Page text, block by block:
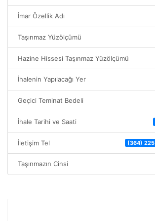
İmar Özellik Adı
Taşınmaz Yüzölçümü
Hazine Hissesi Taşınmaz Yüzölçümü
İhalenin Yapılacağı Yer
Geçici Teminat Bedeli
İhale Tarihi ve Saati
İletişim Tel (364)
Taşınmazın Cinsi